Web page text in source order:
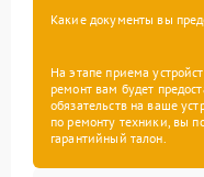
Какие документы вы
На этапе приема
ремонт вам будет
обязательств на ваше
по ремонту техники, вы
гарантийный талон.